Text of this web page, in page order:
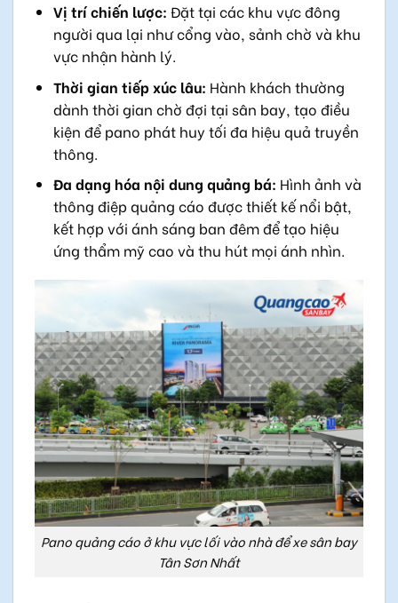
Vị trí chiến lược: Đặt tại các khu vực đông
người qua lại như cổng vào, sảnh chờ và khu
vực nhận hành lý.
Thời gian tiếp xúc lâu: Hành khách thường
dành thời gian chờ đợi tại sân bay, tạo điều
kiện để pano phát huy tối đa hiệu quả truyền
thông.
Đa dạng hóa nội dung quảng bá: Hình ảnh và
thông điệp quảng cáo được thiết kế nổi bật,
kết hợp với ánh sáng ban đêm để tạo hiệu
ứng thẩm mỹ cao và thu hút mọi ánh nhìn.
Pano quảng cáo ở khu vực lối vào nhà để xe sân bay
Tân Sơn Nhất